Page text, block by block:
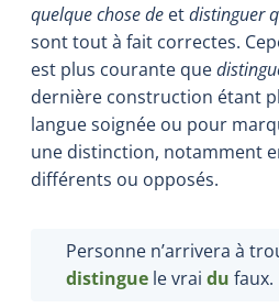
quelque chose de etdistinguer
sont tout à fait correctes.
est plus courante que
dernière construction étant
langue soignée ou pour
une distinction, notamment
différents ou opposés.
Personne n’arrivera à
distingue le vrai du faux.